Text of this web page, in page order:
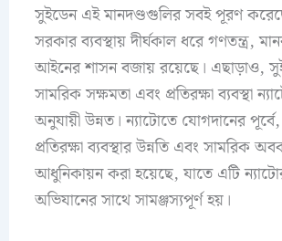
সুইডেন এই মানদণ্ডগুলির সবই পূরণ
সরকার ব্যবস্থায় দীর্ঘকাল ধরে গণতন্ত্র,
আইনের শাসন বজায় রয়েছে। এছাড়াও,
সামরিক সক্ষমতা এবং প্রতিরক্ষা ব্যবস্থা
অনুযায়ী উন্নত। ন্যাটোতে যোগদানের
প্রতিরক্ষা ব্যবস্থার উন্নতি এবং সামরিক
আধুনিকায়ন করা হয়েছে, যাতে এটি
অভিযানের সাথে সামঞ্জস্যপূর্ণ হয়।